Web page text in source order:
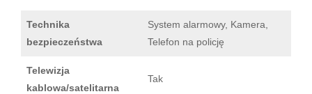
Technika
bezpieczeństwa
System alarmowy, Kamera,
Telefon na policję
Telewizja
kablowa/satelitarna
Tak